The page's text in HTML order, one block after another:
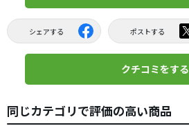
シェアする ポストする
クチコミをする
同じカテゴリで評価の高い商品